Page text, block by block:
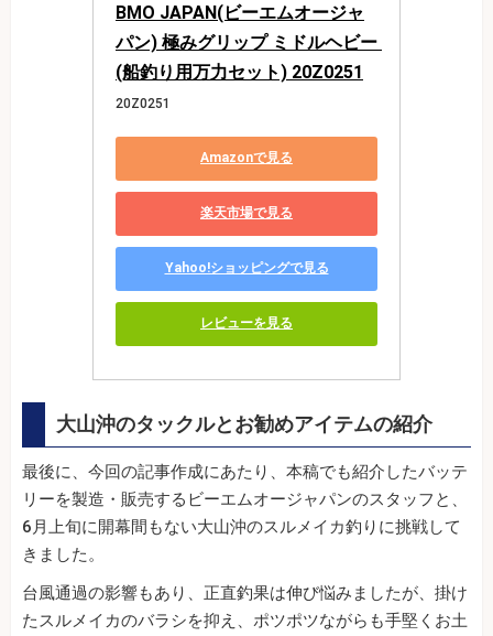
BMO JAPAN(ビーエムオージャ
パン) 極みグリップ ミドルヘビー
(船釣り用万力セット) 20Z0251
20Z0251
Amazonで見る
楽天市場で見る
Yahoo!ショッピングで見る
レビューを見る
大山沖のタックルとお勧めアイテムの紹介
最後に、今回の記事作成にあたり、本稿でも紹介したバッテ
リーを製造・販売するビーエムオージャパンのスタッフと、
6月上旬に開幕間もない大山沖のスルメイカ釣りに挑戦して
きました。
台風通過の影響もあり、正直釣果は伸び悩みましたが、掛け
たスルメイカのバラシを抑え、ポツポツながらも手堅くお土